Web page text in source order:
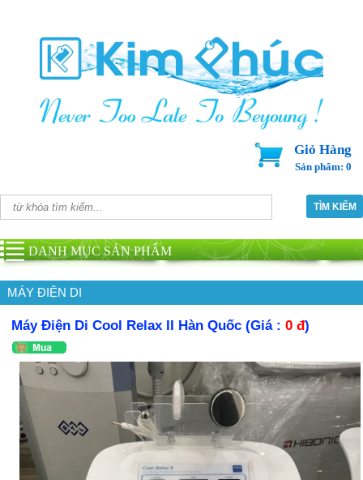
Giỏ Hàng
Sản phẩm: 0
DANH MỤC SẢN PHẨM
MÁY ĐIỆN DI
Máy Điện Di Cool Relax II Hàn Quốc (Giá :0 đ)